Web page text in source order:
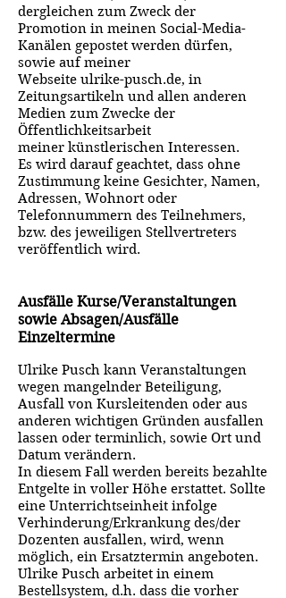
dergleichen zum Zweck der
Promotion in meinen Social-Media-
Kanälen gepostet werden dürfen,
sowie auf meiner
Webseite ulrike-pusch.de, in
Zeitungsartikeln und allen anderen
Medien zum Zwecke der
Öffentlichkeitsarbeit
meiner künstlerischen Interessen.
Es wird darauf geachtet, dass ohne
Zustimmung keine Gesichter, Namen,
Adressen, Wohnort oder
Telefonnummern des Teilnehmers,
bzw. des jeweiligen Stellvertreters
veröffentlich wird.
Ausfälle Kurse/Veranstaltungen
sowie Absagen/Ausfälle
Einzeltermine
Ulrike Pusch kann Veranstaltungen
wegen mangelnder Beteiligung,
Ausfall von Kursleitenden oder aus
anderen wichtigen Gründen ausfallen
lassen oder terminlich, sowie Ort und
Datum verändern.
In diesem Fall werden bereits bezahlte
Entgelte in voller Höhe erstattet. Sollte
eine Unterrichtseinheit infolge
Verhinderung/Erkrankung des/der
Dozenten ausfallen, wird, wenn
möglich, ein Ersatztermin angeboten.
Ulrike Pusch arbeitet in einem
Bestellsystem, d.h. dass die vorher